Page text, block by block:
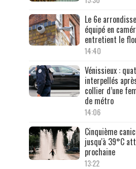
Le 6e
équipé en
entretient le
14:40
Vénissieux :
interpellés
collier d’une
de métro
14:06
Cinquième
jusqu'à 39°C
prochaine
13:22